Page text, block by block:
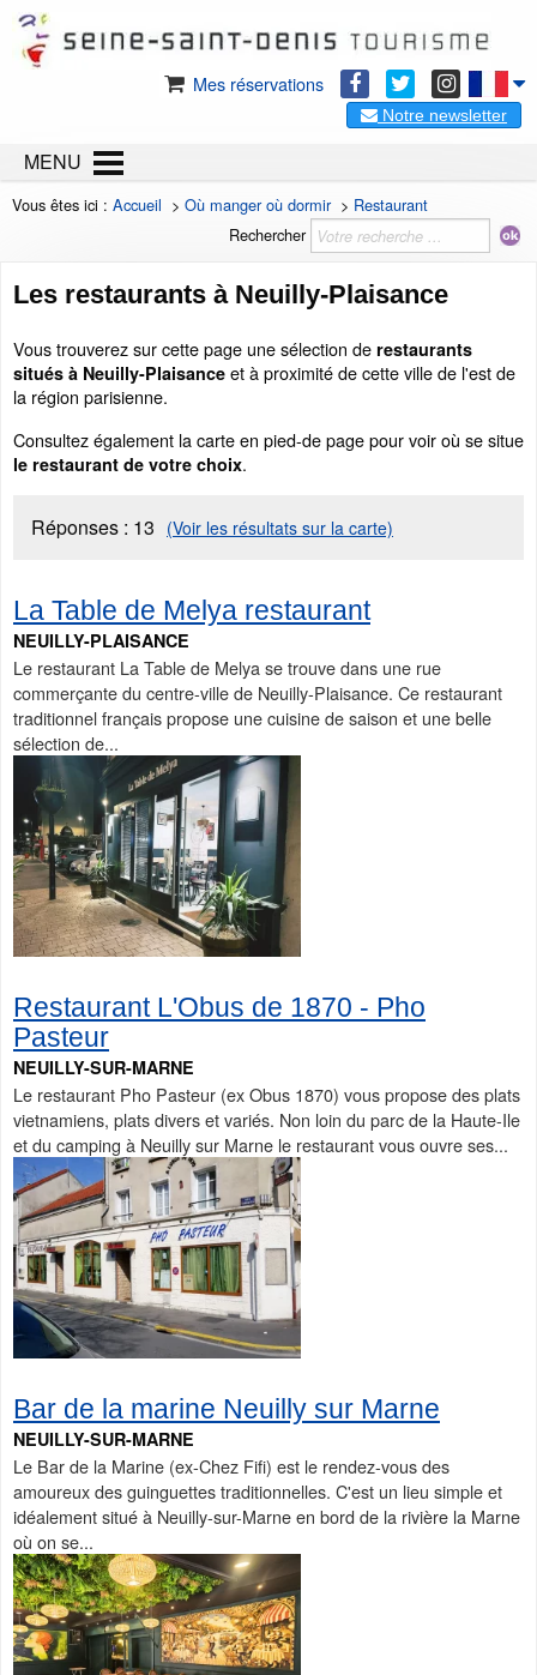
Mes réservations
Notre newsletter
MENU
Vous êtes ici : Accueil > Où manger où dormir> Restaurant
Rechercher
Les restaurants à Neuilly-Plaisance
Vous trouverez sur cette page une sélection de restaurants
situés à Neuilly-Plaisance et à proximité de cette ville de l'est de
la région parisienne.
Consultez également la carte en pied-de page pour voir où se situe
le restaurant de votre choix.
Réponses : 13 (Voir les résultats sur la carte)
La Table de Melya restaurant
NEUILLY-PLAISANCE
Le restaurant La Table de Melya se trouve dans une rue
commerçante du centre-ville de Neuilly-Plaisance. Ce restaurant
traditionnel français propose une cuisine de saison et une belle
sélection de...
Restaurant L'Obus de 1870 - Pho
Pasteur
NEUILLY-SUR-MARNE
Le restaurant Pho Pasteur (ex Obus 1870) vous propose des plats
vietnamiens, plats divers et variés. Non loin du parc de la Haute-Ile
et du camping à Neuilly sur Marne le restaurant vous ouvre ses...
Bar de la marine Neuilly sur Marne
NEUILLY-SUR-MARNE
Le Bar de la Marine (ex-Chez Fifi) est le rendez-vous des
amoureux des guinguettes traditionnelles. C'est un lieu simple et
idéalement situé à Neuilly-sur-Marne en bord de la rivière la Marne
où on se...